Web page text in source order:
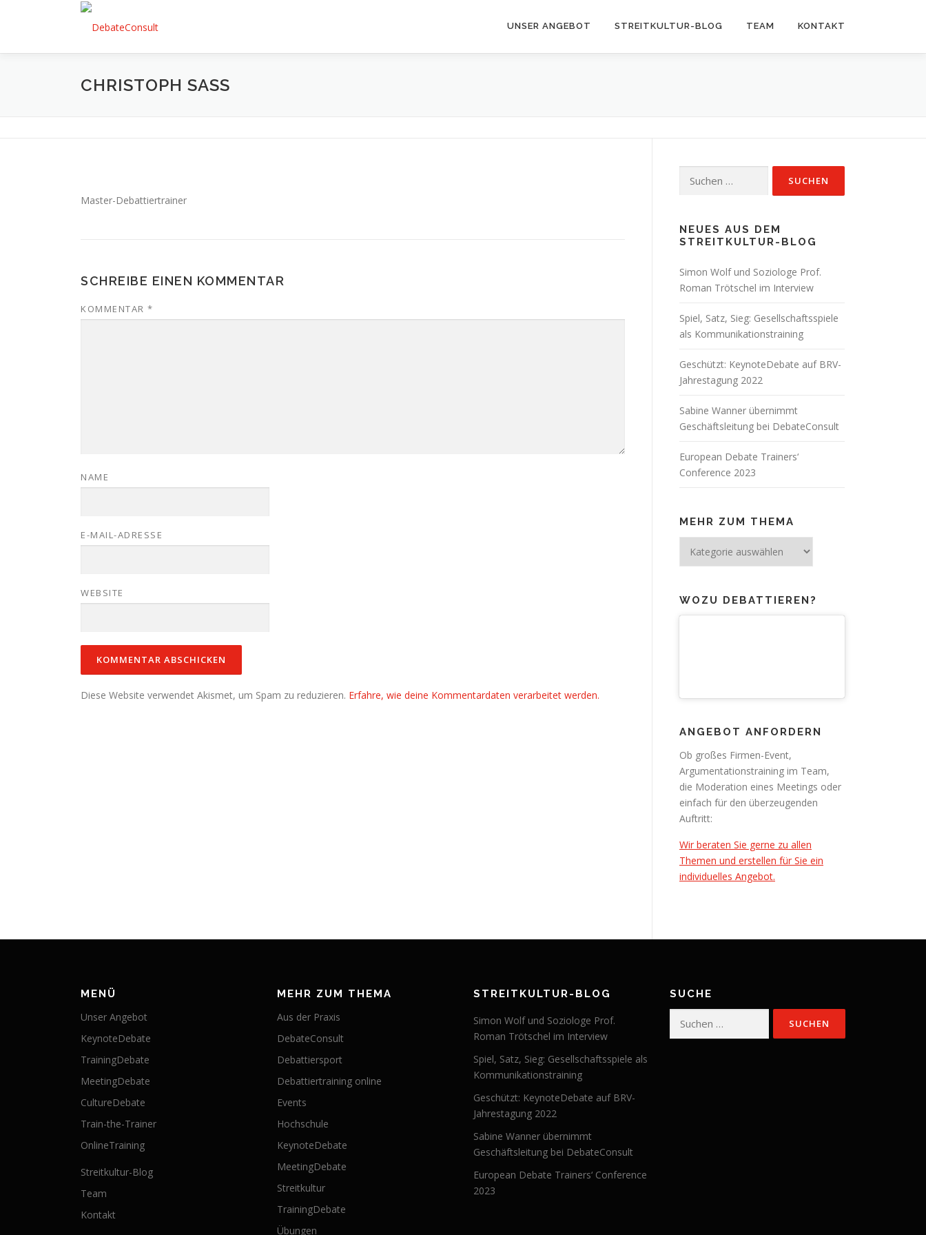
UNSER ANGEBOT STREITKULTUR-BLOG TEAM KONTAKT
CHRISTOPH SASS
Master-Debattiertrainer
SCHREIBE EINEN KOMMENTAR
KOMMENTAR *
NAME
E-MAIL-ADRESSE
WEBSITE
Diese Website verwendet Akismet, um Spam zu reduzieren. Erfahre, wie deine Kommentardaten verarbeitet werden.
nach:
NEUES AUS DEM
STREITKULTUR-BLOG
Simon Wolf und Soziologe Prof.
Roman Trötschel im Interview
Spiel, Satz, Sieg: Gesellschaftsspiele
als Kommunikationstraining
Geschützt: KeynoteDebate auf BRV-
Jahrestagung 2022
Sabine Wanner übernimmt
Geschäftsleitung bei DebateConsult
European Debate Trainers‘
Conference 2023
MEHR ZUM THEMA
zum
WOZU DEBATTIEREN?
ANGEBOT ANFORDERN
Ob großes Firmen-Event,
Argumentationstraining im Team,
die Moderation eines Meetings oder
einfach für den überzeugenden
Auftritt:
Wir beraten Sie gerne zu allen
Themen und erstellen für Sie ein
individuelles Angebot.
MENÜ
Unser Angebot
KeynoteDebate
TrainingDebate
MeetingDebate
CultureDebate
Train-the-Trainer
OnlineTraining
Streitkultur-Blog
Team
Kontakt
MEHR ZUM THEMA
Aus der Praxis
DebateConsult
Debattiersport
Debattiertraining online
Events
Hochschule
KeynoteDebate
MeetingDebate
Streitkultur
TrainingDebate
Übungen
STREITKULTUR-BLOG
Simon Wolf und Soziologe Prof.
Roman Trötschel im Interview
Spiel, Satz, Sieg: Gesellschaftsspiele als
Kommunikationstraining
Geschützt: KeynoteDebate auf BRV-
Jahrestagung 2022
Sabine Wanner übernimmt
Geschäftsleitung bei DebateConsult
European Debate Trainers‘ Conference
2023
SUCHE
nach: